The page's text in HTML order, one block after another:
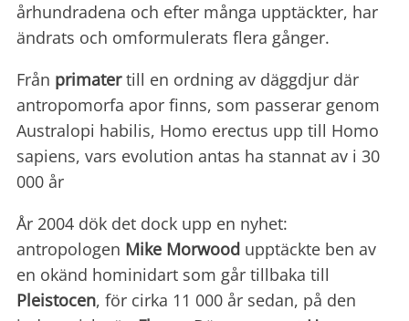
århundradena och efter många upptäckter, har
ändrats och omformulerats flera gånger.
Från primatertill en ordning av däggdjur där
antropomorfa apor finns, som passerar genom
Australopi habilis, Homo erectus upp till Homo
sapiens, vars evolution antas ha stannat av i 30
000 år
År 2004 dök det dock upp en nyhet:
antropologen Mike Morwood upptäckte ben av
en okänd hominidart som går tillbaka till
Pleistocen, för cirka 11 000 år sedan, på den